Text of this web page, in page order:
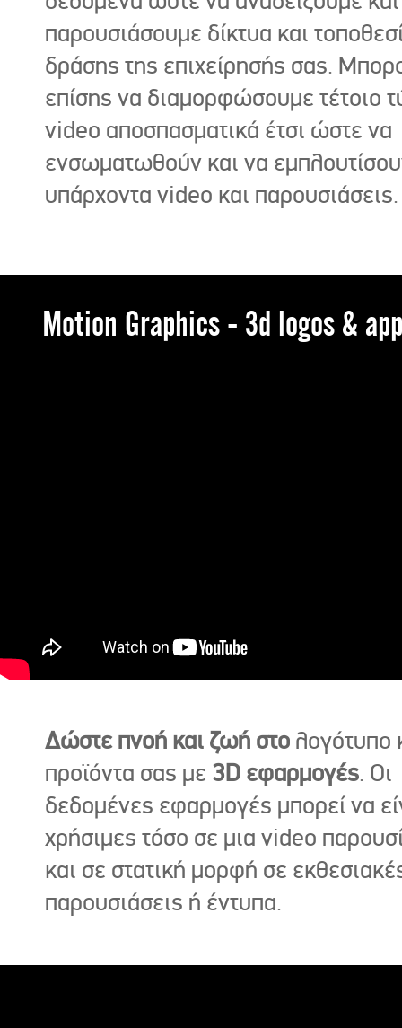
παρουσιάσουμε δίκτυα και
δράσης της επιχείρησής σας.
επίσης να διαμορφώσουμε τέτοιο
video αποσπασματικά έτσι ώστε να
ενσωματωθούν και να
υπάρχοντα video και παρουσιάσεις.
Motion Graphics - 3d logos &
Δώστε πνοή και ζωή στο λογότυπο
προϊόντα σας με 3D εφαρμογές. Οι
δεδομένες εφαρμογές μπορεί να
χρήσιμες τόσο σε μια video
και σε στατική μορφή σε
παρουσιάσεις ή έντυπα.